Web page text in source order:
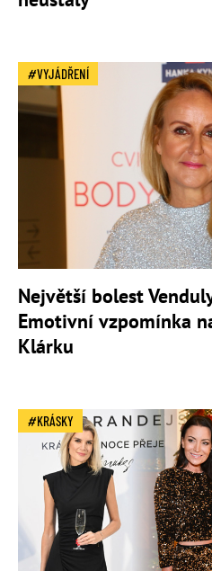
VYJÁDŘENÍ
Největší bolest
Emotivní vzpomínka
Klárku
KRÁSKY